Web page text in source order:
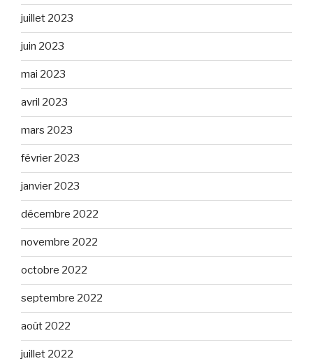
juillet 2023
juin 2023
mai 2023
avril 2023
mars 2023
février 2023
janvier 2023
décembre 2022
novembre 2022
octobre 2022
septembre 2022
août 2022
juillet 2022